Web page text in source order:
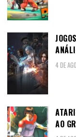
4 DE
AO